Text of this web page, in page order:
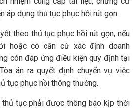
áp dụng thủ tục phục hồi rút gọn.
theo thủ tục phục hồi rút gọn, nếu
hoặc có căn cứ xác định doanh
còn đáp ứng điều kiện quy định tại
án ra quyết định chuyển vụ việc
tục phục hồi thông thường.
thủ tục phải được thông báo kịp thời